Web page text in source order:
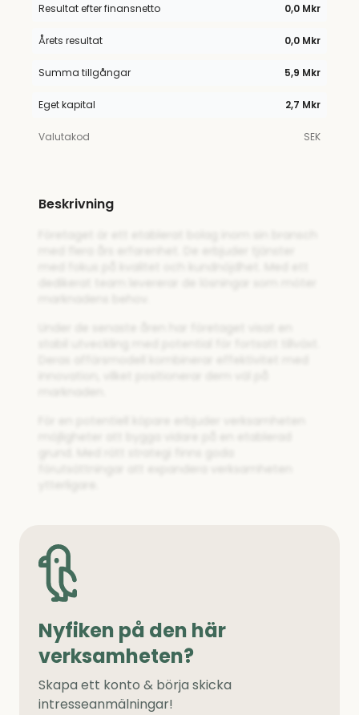
Resultat efter finansnetto 0,0 Mkr
Årets resultat 0,0 Mkr
Summa tillgångar 5,9 Mkr
Eget kapital 2,7 Mkr
Valutakod SEK
Beskrivning
Nyfiken på den här
verksamheten?
Skapa ett konto & börja skicka
intresseanmälningar!